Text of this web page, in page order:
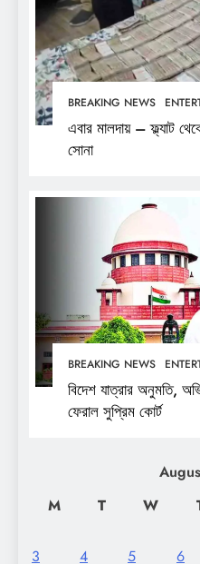
BREAKING NEWS
এবার মালদায় – ফ্ল্যাট
সোনা
BREAKING NEWS
বিদেশ যাত্রার অনুমতি,
ফেরাল সুপ্রিম কোর্ট
M
T W
3
4 5 6